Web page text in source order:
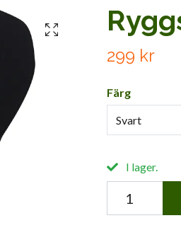
299 kr
Färg
Svart
I lager.